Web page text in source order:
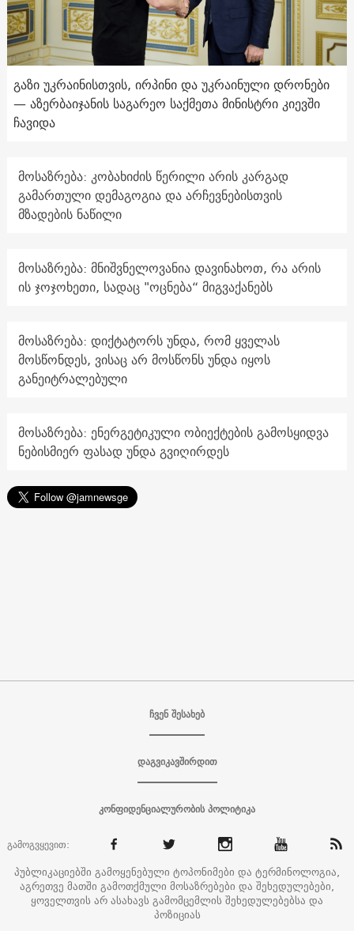
გაზი უკრაინისთვის, ირპინი და უკრაინული დრონები
— აზერბაიჯანის საგარეო საქმეთა მინისტრი კიევში
ჩავიდა
მოსაზრება: კობახიძის წერილი არის კარგად
გამართული დემაგოგია და არჩევნებისთვის
მზადების ნაწილი
მოსაზრება: მნიშვნელოვანია დავინახოთ, რა არის
ის ჯოჯოხეთი, სადაც "ოცნება“ მიგვაქანებს
მოსაზრება: დიქტატორს უნდა, რომ ყველას
მოსწონდეს, ვისაც არ მოსწონს უნდა იყოს
განეიტრალებული
მოსაზრება: ენერგეტიკული ობიექტების გამოსყიდვა
ნებისმიერ ფასად უნდა გვიღირდეს
ჩვენ შესახებ
დაგვიკავშირდით
კონფიდენციალურობის პოლიტიკა
გამოგვყევით:
პუბლიკაციებში გამოყენებული ტოპონიმები და ტერმინოლოგია,
აგრეთვე მათში გამოთქმული მოსაზრებები და შეხედულებები,
ყოველთვის არ ასახავს გამომცემლის შეხედულებებსა და
პოზიციას